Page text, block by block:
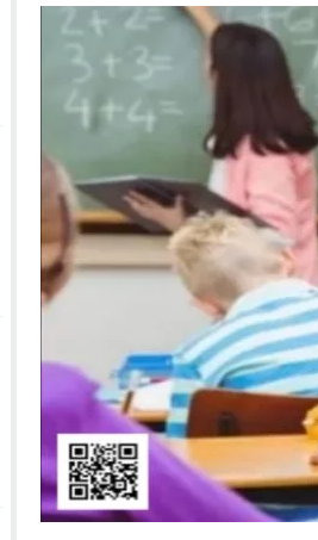
الجيش الملكي ينتفض ضد تعيين “ندالا”
الأوضاع